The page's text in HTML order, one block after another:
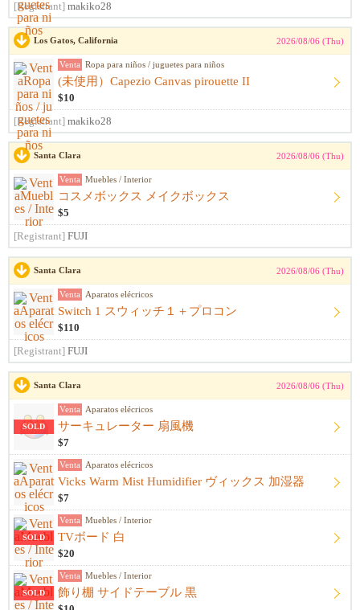
[Registrant] makiko28
Los Gatos, California 2026/08/06 (Thu)
Venta Ropa para niños / juguetes para niños
(未使用）Capezio Canvas pirouette II
$10
[Registrant] makiko28
Santa Clara 2026/08/06 (Thu)
Venta Muebles / Interior
コスメボックス メイクボックス
$5
[Registrant] FUJI
Santa Clara 2026/08/06 (Thu)
Venta Aparatos elécricos
Switch 1 スウィッチ１＋プロコン
$110
[Registrant] FUJI
Santa Clara 2026/08/06 (Thu)
SOLD
Venta Aparatos elécricos
サーキュレーター 扇風機
$7
Venta Aparatos elécricos
Vicks Warm Mist Humidifier ヴィックス 加湿器
$7
SOLD
Venta Muebles / Interior
TVボード 白
$20
SOLD
Venta Muebles / Interior
飾り棚 サイドテーブル 黒